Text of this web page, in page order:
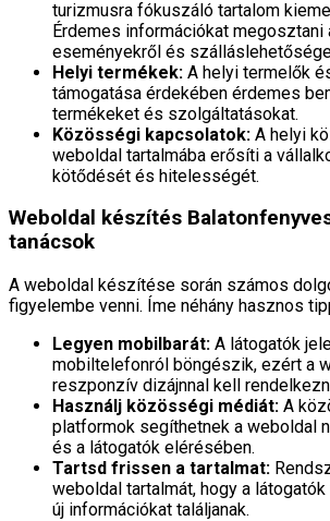
turizmusra fókuszáló tartalom
Érdemes információkat megosztani
eseményekről és
Helyi termékek: A helyi termelők
támogatása érdekében érdemes
termékeket és szolgáltatásokat.
Közösségi kapcsolatok: A helyi
weboldal tartalmába erősíti a
kötődését és hitelességét.
Weboldal készítés
tanácsok
A weboldal készítése során számos
figyelembe venni. Íme néhány hasznos
Legyen mobilbarát: A látogatók
mobiltelefonról böngészik, ezért a
reszponzív dizájnnal kell
Használj közösségi médiát: A
platformok segíthetnek a weboldal
és a látogatók elérésében.
Tartsd frissen a tartalmat:
weboldal tartalmát, hogy a
új információkat találjanak.